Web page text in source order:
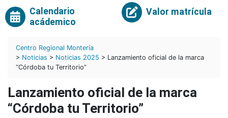
Calendario
acádemico
Valor matrícula
Centro Regional Montería
> Noticias > Noticias 2025 > Lanzamiento oficial de la marca
“Córdoba tu Territorio”
Lanzamiento oficial de la marca
“Córdoba tu Territorio”